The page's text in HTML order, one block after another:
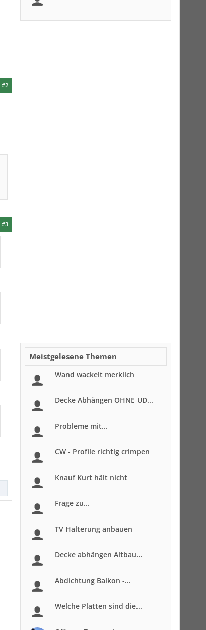
#2
#3
Meistgelesene Themen
Wand wackelt merklich
Decke Abhängen OHNE UD...
Probleme mit...
CW - Profile richtig crimpen
Knauf Kurt hält nicht
Frage zu...
TV Halterung anbauen
Decke abhängen Altbau...
Abdichtung Balkon -...
Welche Platten sind die...